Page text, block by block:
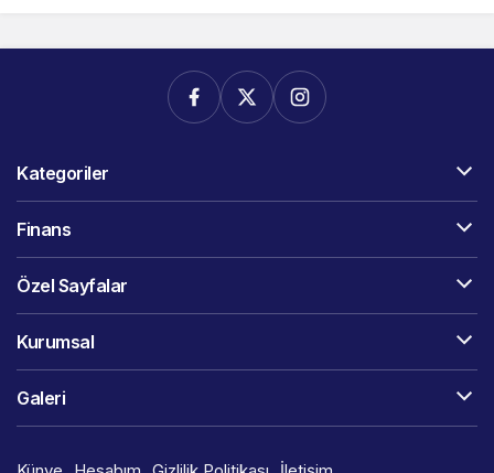
Kategoriler
Finans
Özel Sayfalar
Kurumsal
Galeri